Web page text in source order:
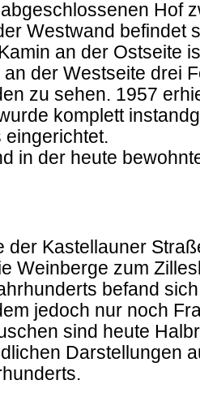
Hof
Westwand befindet
an der Ostseite
der Westseite drei
zu sehen. 1957
komplett
eingerichtet.
in der heute
der Kastellauner
Weinberge zum
befand
jedoch nur noch
sind heute
Darstellungen